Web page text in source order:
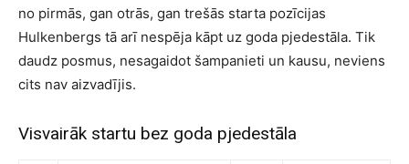
no pirmās, gan otrās, gan trešās starta pozīcijas
Hulkenbergs tā arī nespēja kāpt uz goda pjedestāla. Tik
daudz posmus, nesagaidot šampanieti un kausu, neviens
cits nav aizvadījis.
Visvairāk startu bez goda pjedestāla